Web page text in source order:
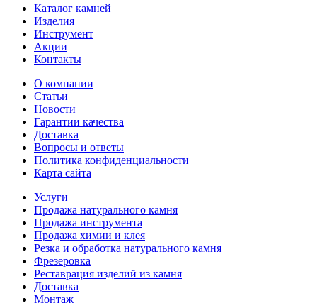
Каталог камней
Изделия
Инструмент
Акции
Контакты
О компании
Статьи
Новости
Гарантии качества
Доставка
Вопросы и ответы
Политика конфиденциальности
Карта сайта
Услуги
Продажа натурального камня
Продажа инструмента
Продажа химии и клея
Резка и обработка натурального камня
Фрезеровка
Реставрация изделий из камня
Доставка
Монтаж